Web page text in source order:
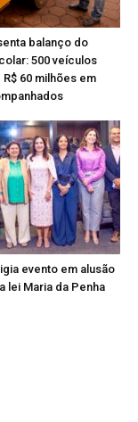
balanço do
500 veículos
60 milhões em
evento em alusão
lei Maria da Penha